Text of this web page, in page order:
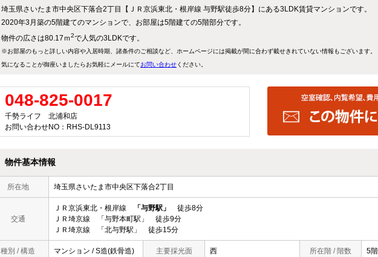
埼玉県さいたま市中央区下落合2丁目【ＪＲ京浜東北・根岸線 与野駅徒歩8分】にある3LDK賃貸マンションです。
2020年3月築の5階建てのマンションで、お部屋は5階建ての5階部分です。
物件の広さは80.17ｍ2で人気の3LDKです。
※お部屋のもっと詳しい内容や入居時期、諸条件のご相談など、ホームページには掲載が間に合わず載せきれていない情報もございます。
気になることが御座いましたらお気軽にメールにてお問い合わせください。
048-825-0017
千勢ライフ 北浦和店
お問い合わせNO：RHS-DL9113
物件基本情報
所在地 埼玉県さいたま市中央区下落合2丁目
交通
ＪＲ京浜東北・根岸線 「与野駅」
徒歩8分
ＪＲ埼京線 「与野本町駅」 徒歩9分
ＪＲ埼京線 「北与野駅」 徒歩15分
種別 / 構造 マンション / S造(鉄骨造) 主要採光面 西 所在階 / 階数 5